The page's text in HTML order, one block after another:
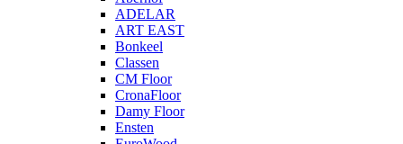
ADELAR
ART EAST
Bonkeel
Classen
CM Floor
CronaFloor
Damy Floor
Ensten